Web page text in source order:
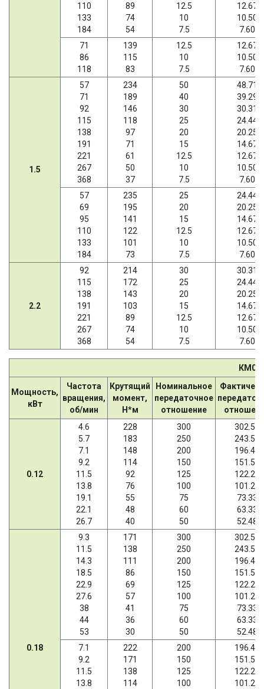
110
133
184
89
74
54
12.5
10
7.5
12.67
10.50
7.60
71
86
118
139
115
83
12.5
10
7.5
12.67
10.50
7.60
1.5
57
71
92
115
138
191
221
267
368
234
189
146
118
97
71
61
50
37
50
40
30
25
20
15
12.5
10
7.5
48.71
39.29
30.31
24.44
20.25
14.67
12.67
10.50
7.60
57
69
95
110
133
184
235
195
141
122
101
73
25
20
15
12.5
10
7.5
24.44
20.25
14.67
12.67
10.50
7.60
2.2
92
115
138
191
221
267
368
214
172
143
103
89
74
54
30
25
20
15
12.5
10
7.5
30.31
24.44
20.25
14.67
12.67
10.50
7.60
Мощность,
кВт
Частота
вращения,
об/мин
Крутящий
момент,
Н*м
Номинальное
передаточное
отношение
0.12
4.6
5.7
7.1
9.2
11.5
13.8
19.1
22.1
26.7
228
183
148
114
92
76
55
48
40
300
250
200
150
125
100
75
60
50
302.50
243.57
196.43
151.56
122.22
101.27
73.33
63.33
52.48
0.18
9.3
11.5
14.3
18.5
22.9
27.6
38
44
53
171
138
111
86
69
57
41
36
30
300
250
200
150
125
100
75
60
50
302.50
243.57
196.43
151.56
122.22
101.27
73.33
63.33
52.48
7.1
9.2
11.5
13.8
222
171
138
114
200
150
125
100
196.43
151.56
122.22
101.27